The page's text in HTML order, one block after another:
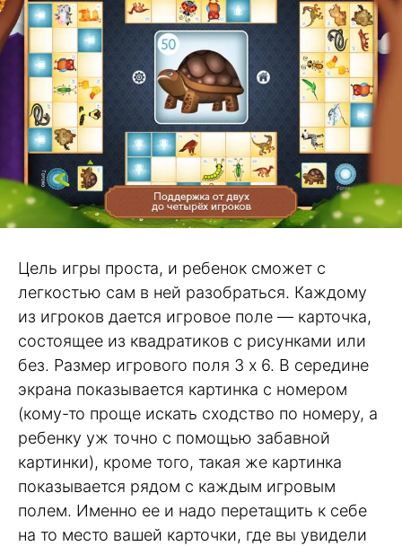
Цель игры проста, и ребенок сможет с
легкостью сам в ней разобраться. Каждому
из игроков дается игровое поле — карточка,
состоящее из квадратиков с рисунками или
без. Размер игрового поля 3 х 6. В середине
экрана показывается картинка с номером
(кому-то проще искать сходство по номеру, а
ребенку уж точно с помощью забавной
картинки), кроме того, такая же картинка
показывается рядом с каждым игровым
полем. Именно ее и надо перетащить к себе
на то место вашей карточки, где вы увидели